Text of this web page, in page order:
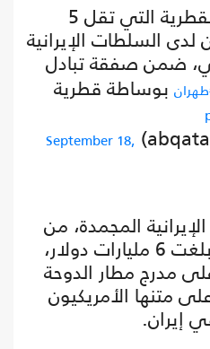
لحظة وصول الطائرة القطرية التي تقل 5
لدى السلطات الإيرانية
ضمن صفقة تبادل
بوساطة قطرية
September 18,
المجمدة، من
كوريا الجنوبية، والتي بلغت 6 مليارات دولار،
مدرج مطار الدوحة
متنها الأمريكيون
إيران.